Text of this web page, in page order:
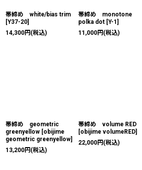
帯締め white/bias trim
[Y37-20]
14,300円 (税込)
帯締め monotone
polka dot [Y-1]
11,000円 (税込)
帯締め geometric
greenyellow [obijime
geometric greenyellow]
13,200円 (税込)
帯締め volume RED
[obijime volumeRED]
22,000円 (税込)